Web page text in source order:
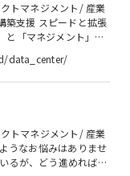
トマネジメント/ 産業
築支援 スピードと拡張
と「マネジメント」で
）の加速により、か
ーの需要が拡大する一
」に直面していま
data_center/
トマネジメント/ 産業
うなお悩みはありませ
るが、どう進めればよ